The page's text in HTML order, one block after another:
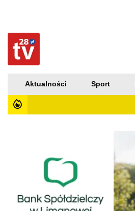
Aktualności Sport